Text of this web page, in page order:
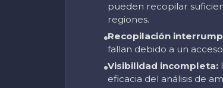
pueden recopilar
regiones.
Recopilación
fallan debido a un
Visibilidad incompleta:
eficacia del análisis de